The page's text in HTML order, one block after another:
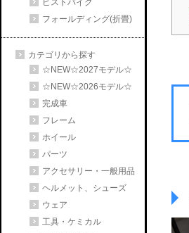
ピストバイク
フォールディング(折畳)
カテゴリから探す
☆NEW☆2027モデル☆
☆NEW☆2026モデル☆
完成車
フレーム
ホイール
パーツ
アクセサリー・一般用品
ヘルメット、シューズ
ウェア
工具・ケミカル